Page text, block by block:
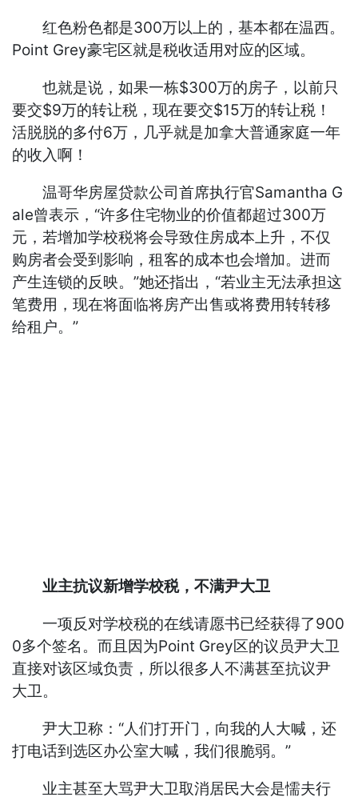
红色粉色都是300万以上的，基本都在温西。
Point Grey豪宅区就是税收适用对应的区域。
也就是说，如果一栋$300万的房子，以前只
要交$9万的转让税，现在要交$15万的转让税！
活脱脱的多付6万，几乎就是加拿大普通家庭一年
的收入啊！
温哥华房屋贷款公司首席执行官Samantha G
ale曾表示，“许多住宅物业的价值都超过300万
元，若增加学校税将会导致住房成本上升，不仅
购房者会受到影响，租客的成本也会增加。进而
产生连锁的反映。”她还指出，“若业主无法承担这
笔费用，现在将面临将房产出售或将费用转转移
给租户。”
业主抗议新增学校税，不满尹大卫
一项反对学校税的在线请愿书已经获得了900
0多个签名。而且因为Point Grey区的议员尹大卫
直接对该区域负责，所以很多人不满甚至抗议尹
大卫。
尹大卫称：“人们打开门，向我的人大喊，还
打电话到选区办公室大喊，我们很脆弱。”
业主甚至大骂尹大卫取消居民大会是懦夫行